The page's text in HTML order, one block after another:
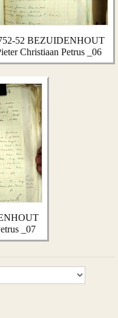
52 BEZUIDENHOUT
Christiaan Petrus _06
_07